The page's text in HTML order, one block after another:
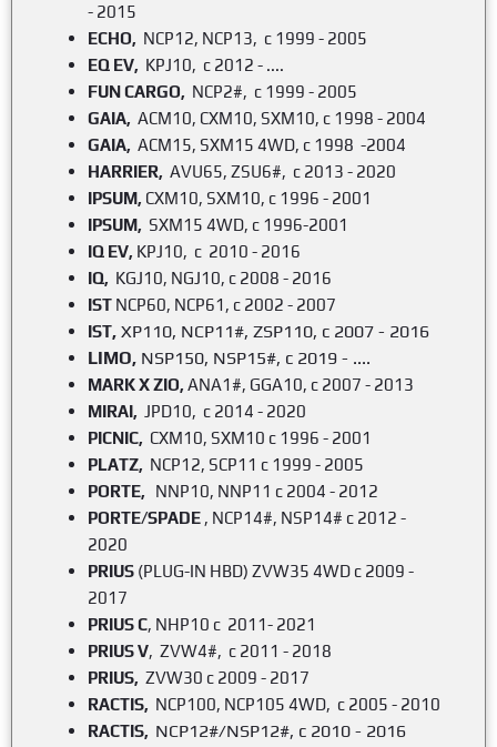
- 2015
ECHO, NCP12, NCP13, c 1999 - 2005
EQ EV, KPJ10, c 2012 - ....
FUN CARGO, NCP2#, c 1999 - 2005
GAIA, ACM10, CXM10, SXM10, c 1998 - 2004
GAIA, ACM15, SXM15 4WD, c 1998 -2004
HARRIER, AVU65, ZSU6#, c 2013 - 2020
IPSUM, CXM10, SXM10, c 1996 - 2001
IPSUM, SXM15 4WD, c 1996-2001
IQ EV, KPJ10, c 2010 - 2016
IQ, KGJ10, NGJ10, c 2008 - 2016
IST NCP60, NCP61, c 2002 - 2007
IST, XP110, NCP11#, ZSP110, с 2007 - 2016
LIMO, NSP150, NSP15#, с 2019 - ....
MARKX ZIO, ANA1#, GGA10, c 2007 - 2013
MIRAI, JPD10, c 2014 - 2020
PICNIC, CXM10, SXM10 c 1996 - 2001
PLATZ, NCP12, SCP11 c 1999 - 2005
PORTE,
NNP10, NNP11 c 2004 - 2012
PORTE/SPADE , NCP14#, NSP14# c 2012 -
2020
PRIUS (PLUG-IN HBD) ZVW35 4WD c 2009 -
2017
PRIUSC, NHP10 c 2011- 2021
PRIUSV, ZVW4#, c 2011 - 2018
PRIUS, ZVW30 c 2009 - 2017
RACTIS, NCP100, NCP105 4WD, c 2005 - 2010
RACTIS, NCP12#/NSP12#, c 2010 - 2016